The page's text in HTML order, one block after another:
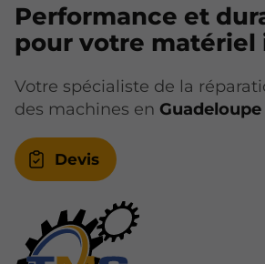
Performance et
pour votre matériel
Votre spécialiste de la
des machines en Guadeloupe
Devis